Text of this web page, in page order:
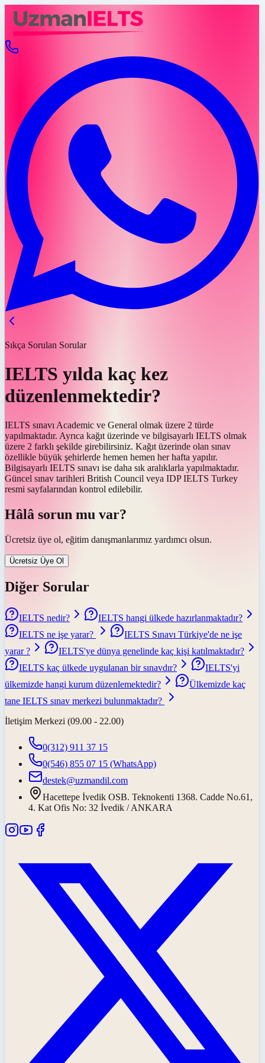
Sıkça Sorulan Sorular
IELTS yılda kaç kez
düzenlenmektedir?
IELTS sınavı Academic ve General olmak üzere 2 türde
yapılmaktadır. Ayrıca kağıt üzerinde ve bilgisayarlı IELTS olmak
üzere 2 farklı şekilde girebilirsiniz. Kağıt üzerinde olan sınav
özellikle büyük şehirlerde hemen hemen her hafta yapılır.
Bilgisayarlı IELTS sınavı ise daha sık aralıklarla yapılmaktadır.
Güncel sınav tarihleri British Council veya IDP IELTS Turkey
resmi sayfalarından kontrol edilebilir.
Hâlâ sorun mu var?
Ücretsiz üye ol, eğitim danışmanlarımız yardımcı olsun.
Ücretsiz Üye Ol
Diğer Sorular
IELTS nedir?
IELTS hangi ülkede hazırlanmaktadır?
IELTS ne işe yarar?
IELTS Sınavı Türkiye'de ne işe
yarar ?
IELTS'ye dünya genelinde kaç kişi katılmaktadır?
IELTS kaç ülkede uygulanan bir sınavdır?
IELTS'yi
ülkemizde hangi kurum düzenlemektedir?
Ülkemizde kaç
tane IELTS sınav merkezi bulunmaktadır?
İletişim Merkezi (09.00 - 22.00)
0(312) 911 37 15
0(546) 855 07 15 (WhatsApp)
destek@uzmandil.com
Hacettepe İvedik OSB. Teknokenti 1368. Cadde No.61,
4. Kat Ofis No: 32 İvedik / ANKARA